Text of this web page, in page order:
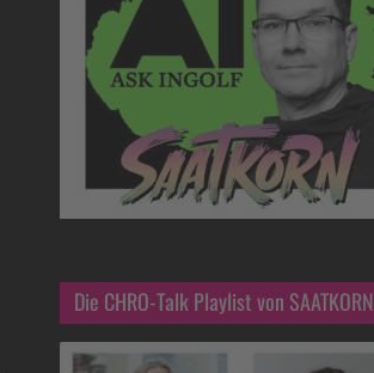
Die CHRO-Talk Playlist von SAATKORN